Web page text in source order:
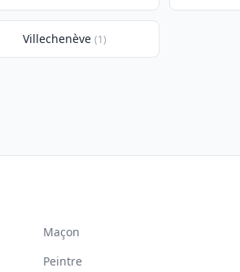
Villechenève (1)
Maçon
Peintre